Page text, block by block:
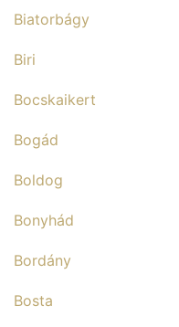
Biatorbágy
Biri
Bocskaikert
Bogád
Boldog
Bonyhád
Bordány
Bosta